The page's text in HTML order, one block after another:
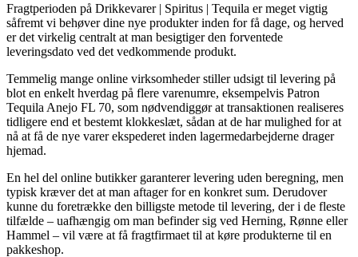
Fragtperioden på Drikkevarer | Spiritus | Tequila er meget vigtig
såfremt vi behøver dine nye produkter inden for få dage, og herved
er det virkelig centralt at man besigtiger den forventede
leveringsdato ved det vedkommende produkt.
Temmelig mange online virksomheder stiller udsigt til levering på
blot en enkelt hverdag på flere varenumre, eksempelvis Patron
Tequila Anejo FL 70, som nødvendiggør at transaktionen realiseres
tidligere end et bestemt klokkeslæt, sådan at de har mulighed for at
nå at få de nye varer ekspederet inden lagermedarbejderne drager
hjemad.
En hel del online butikker garanterer levering uden beregning, men
typisk kræver det at man aftager for en konkret sum. Derudover
kunne du foretrække den billigste metode til levering, der i de fleste
tilfælde – uafhængig om man befinder sig ved Herning, Rønne eller
Hammel – vil være at få fragtfirmaet til at køre produkterne til en
pakkeshop.